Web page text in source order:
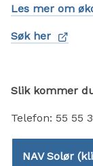
Les mer om
Søk her
Slik kommer
Telefon: 55 55
NAV Solør